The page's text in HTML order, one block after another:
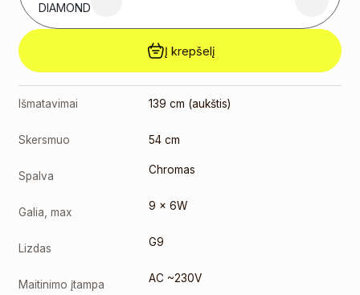
DIAMOND
Į krepšelį
Išmatavimai 139 cm (aukštis)
Skersmuo 54 cm
Spalva Chromas
Galia, max 9 x 6W
Lizdas G9
Maitinimo įtampa AC ~230V